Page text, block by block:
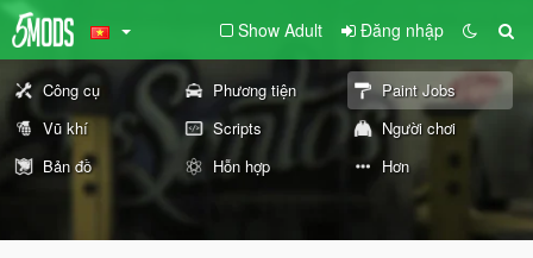
Show Adult Đăng nhập
Công cụ Phương tiện
Paint Jobs
Vũ khí
Scripts
Người chơi
Bản đồ
Hỗn hợp Hơn